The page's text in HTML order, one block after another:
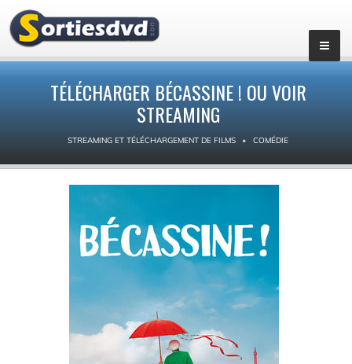
TÉLÉCHARGER BÉCASSINE ! OU VOIR
STREAMING
STREAMING ET TÉLÉCHARGEMENT DE FILMS COMÉDIE